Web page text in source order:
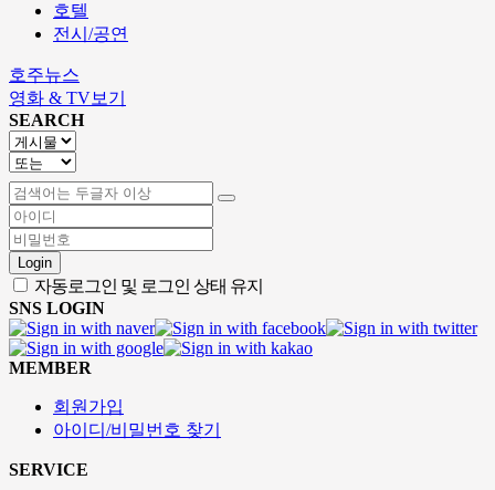
호텔
전시/공연
호주뉴스
영화 & TV보기
SEARCH
Login
자동로그인 및 로그인 상태 유지
SNS LOGIN
MEMBER
회원가입
아이디/비밀번호 찾기
SERVICE